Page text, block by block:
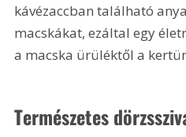
kávézaccban található
macskákat, ezáltal egy
a macska ürüléktől a
Természetes